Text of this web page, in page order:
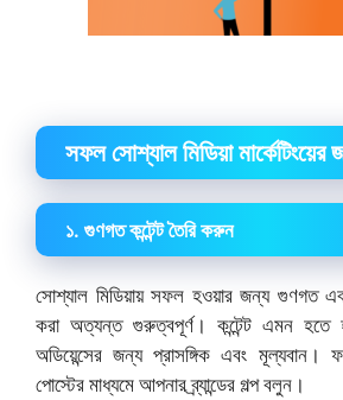
সফল সোশ্যাল মিডিয়া
১. গুণগত কন্টেন্ট তৈরি করুন
সোশ্যাল মিডিয়ায় সফল হওয়ার জন্য গুণগত এবং
করা অত্যন্ত গুরুত্বপূর্ণ। কন্টেন্ট এমন হতে
অডিয়েন্সের জন্য প্রাসঙ্গিক এবং
পোস্টের মাধ্যমে আপনার ব্র্যান্ডের গল্প বলুন।